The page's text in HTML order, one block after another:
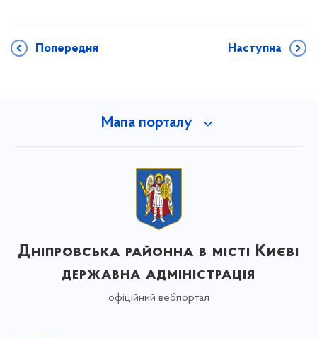
Попередня Наступна
Мапа порталу
Дніпровська районна в місті Києві
державна адміністрація
офіційний вебпортал